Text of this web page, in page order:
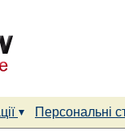
Персональні